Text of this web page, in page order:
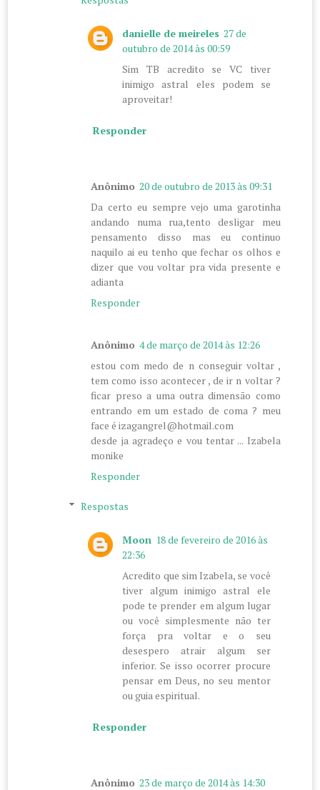
danielle de meireles 27 de
outubro de 2014 às 00:59
Sim TB acredito se VC tiver
inimigo astral eles podem se
aproveitar!
Responder
Anônimo 20 de outubro de 2013 às 09:31
Da certo eu sempre vejo uma garotinha
andando numa rua,tento desligar meu
pensamento disso mas eu continuo
naquilo ai eu tenho que fechar os olhos e
dizer que vou voltar pra vida presente e
adianta
Responder
Anônimo 4 de março de 2014 às 12:26
estou com medo de n conseguir voltar ,
tem como isso acontecer , de ir n voltar ?
ficar preso a uma outra dimensão como
entrando em um estado de coma ? meu
face é izagangrel@hotmail.com
desde ja agradeço e vou tentar ... Izabela
monike
Responder
Respostas
Moon 18 de fevereiro de 2016 às
22:36
Acredito que sim Izabela, se você
tiver algum inimigo astral ele
pode te prender em algum lugar
ou você simplesmente não ter
força pra voltar e o seu
desespero atrair algum ser
inferior. Se isso ocorrer procure
pensar em Deus, no seu mentor
ou guia espiritual.
Responder
Anônimo 23 de março de 2014 às 14:30